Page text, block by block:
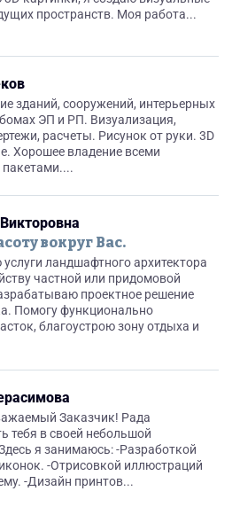
пространств. Моя работа...
зданий, сооружений, интерьерных
ЭП и РП. Визуализация,
расчеты. Рисунок от руки. 3D
Хорошее владение всеми
вокруг Вас.
ландшафтного архитектора
частной или придомовой
проектное решение
Помогу функционально
благоустрою зону отдыха и
Заказчик! Рада
тебя в своей небольшой
я занимаюсь: -Разработкой
-Отрисовкой иллюстраций
-Дизайн принтов...